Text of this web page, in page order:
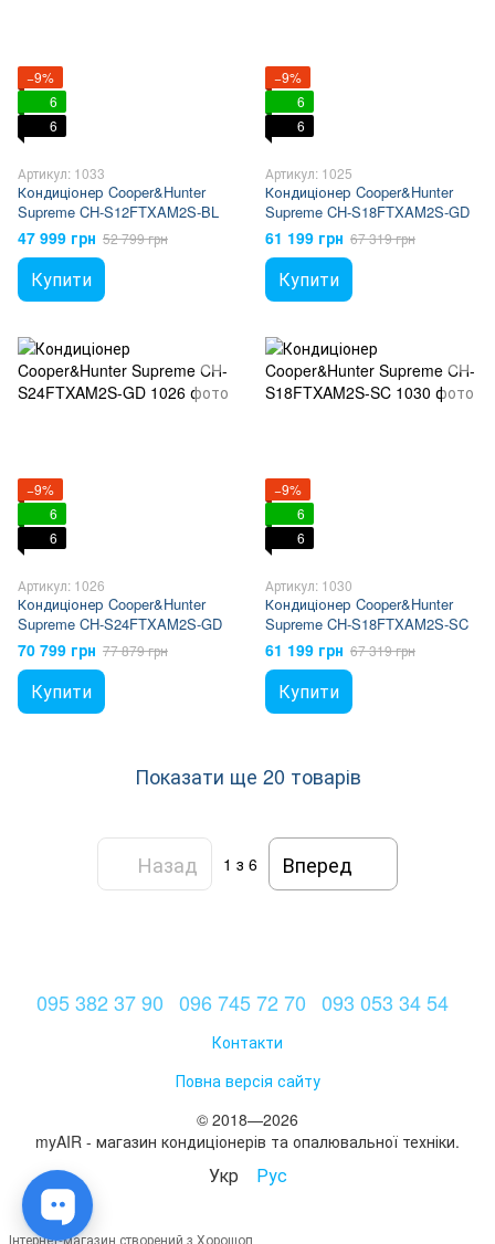
−9%
6
6
Артикул: 1033
Кондиціонер Cooper&Hunter
Supreme CH-S12FTXAM2S-BL
47 999 грн 52 799 грн
Купити
−9%
6
6
Артикул: 1025
Кондиціонер Cooper&Hunter
Supreme CH-S18FTXAM2S-GD
61 199 грн 67 319 грн
Купити
−9%
6
6
Артикул: 1026
Кондиціонер Cooper&Hunter
Supreme CH-S24FTXAM2S-GD
70 799 грн 77 879 грн
Купити
−9%
6
6
Артикул: 1030
Кондиціонер Cooper&Hunter
Supreme CH-S18FTXAM2S-SC
61 199 грн 67 319 грн
Купити
Показати ще 20 товарів
Назад 1 з 6 Вперед
095 382 37 90 096 745 72 70 093 053 34 54
Контакти
Повна версія сайту
© 2018—2026
myAIR - магазин кондиціонерів та опалювальної техніки.
Укр Рус
Інтернет-магазин створений з Хорошоп